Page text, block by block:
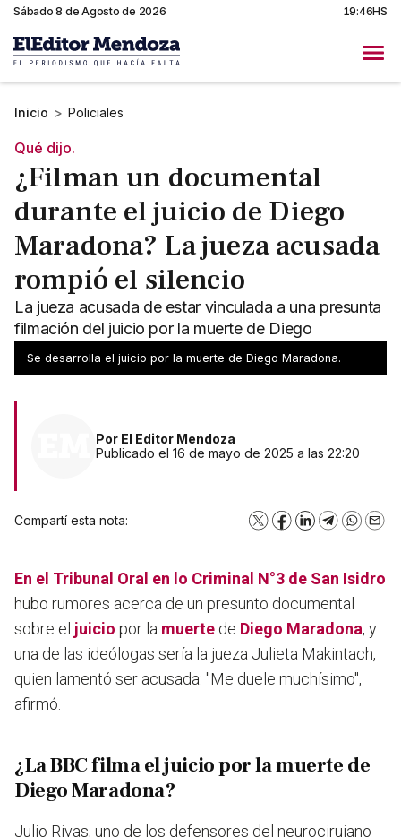
Sábado 8 de Agosto de 2026 19:46HS
Inicio > Policiales
Qué dijo.
¿Filman un documental
durante el juicio de Diego
Maradona? La jueza acusada
rompió el silencio
La jueza acusada de estar vinculada a una presunta
filmación del juicio por la muerte de Diego
Maradona lamentó lo ocurrido.
Se desarrolla el juicio por la muerte de Diego Maradona.
Por El Editor Mendoza
Publicado el 16 de mayo de 2025 a las 22:20
Compartí esta nota: X Facebook
LinkedInTelegram
En el Tribunal Oral en lo Criminal N°3 de San Isidro
hubo rumores acerca de un presunto documental
sobre el juicio por la muerte de Diego Maradona, y
una de las ideólogas sería la jueza Julieta Makintach,
quien lamentó ser acusada: "Me duele muchísimo",
afirmó.
¿La BBC filma el juicio por la muerte de
Diego Maradona?
Julio Rivas, uno de los defensores del neurocirujano